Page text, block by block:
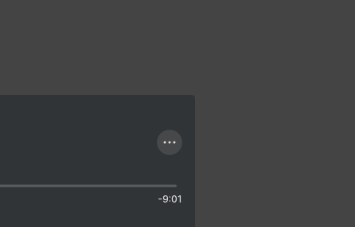
-9:01